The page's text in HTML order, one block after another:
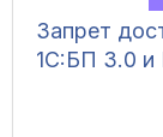
Запрет
1C:БП 3.0 и